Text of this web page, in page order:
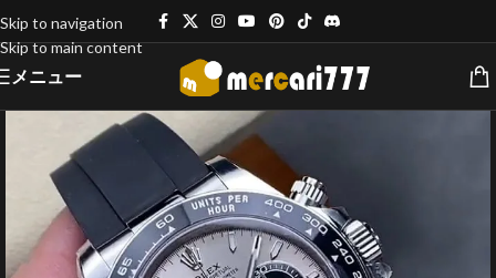
Skip to navigation
Skip to main content
メニュー